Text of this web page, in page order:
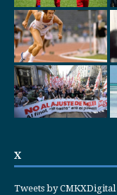
X
Tweets by CMKXDigital